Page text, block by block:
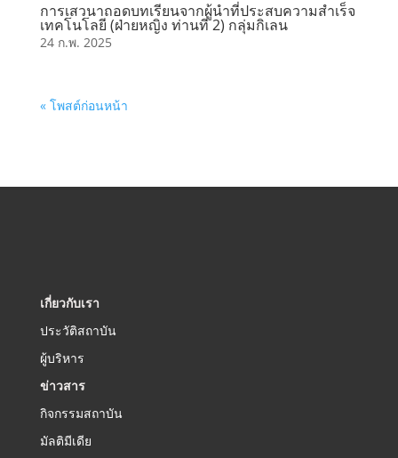
การเสวนาถอดบทเรียนจากผู้นำที่ประสบความสำเร็จ
เทคโนโลยี (ฝ่ายหญิง ท่านที่ 2) กลุ่มกิเลน
24 ก.พ. 2025
« โพสต์ก่อนหน้า
เกี่ยวกับเรา
ประวัติสถาบัน
ผู้บริหาร
ข่าวสาร
กิจกรรมสถาบัน
มัลติมีเดีย